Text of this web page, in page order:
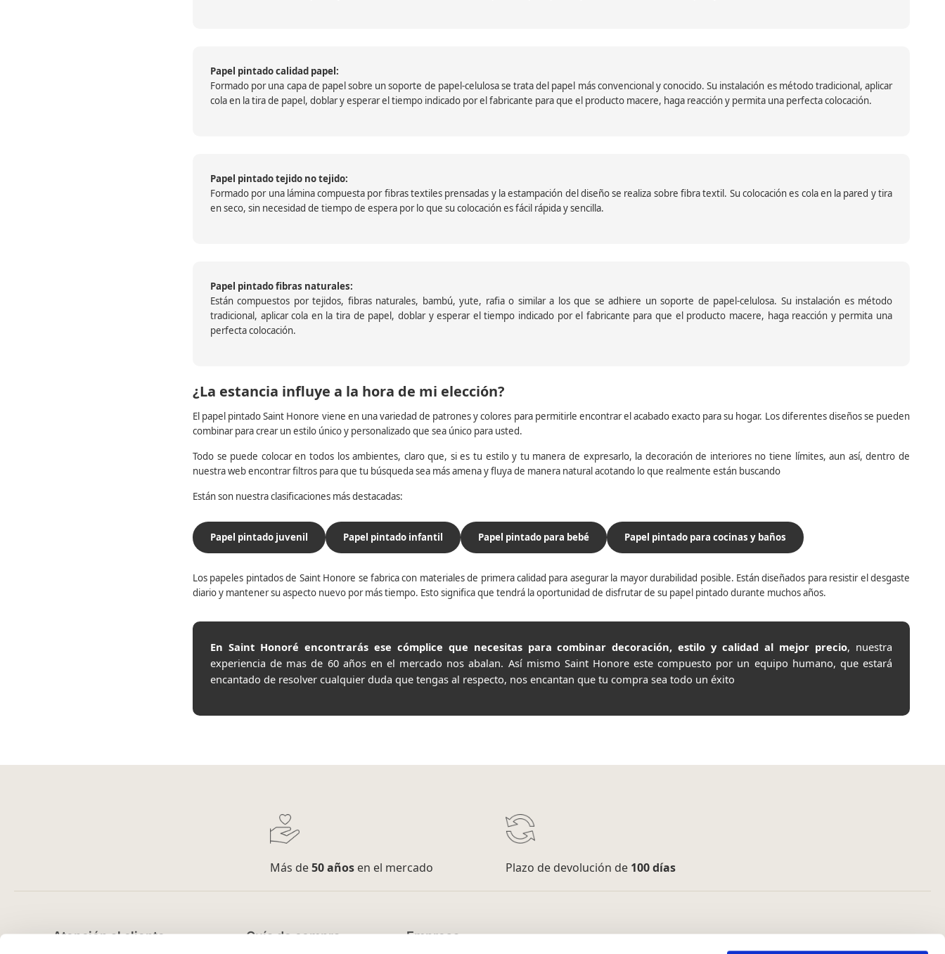
Papel pintado calidad papel:
Formado por una capa de papel sobre un soporte de papel-celulosa se trata del papel más convencional y conocido. Su instalación es método tradicional, aplicar
cola en la tira de papel, doblar y esperar el tiempo indicado por el fabricante para que el producto macere, haga reacción y permita una perfecta colocación.
Papel pintado tejido no tejido:
Formado por una lámina compuesta por fibras textiles prensadas y la estampación del diseño se realiza sobre fibra textil. Su colocación es cola en la pared y tira
en seco, sin necesidad de tiempo de espera por lo que su colocación es fácil rápida y sencilla.
Papel pintado fibras naturales:
Están compuestos por tejidos, fibras naturales, bambú, yute, rafia o similar a los que se adhiere un soporte de papel-celulosa. Su instalación es método
tradicional, aplicar cola en la tira de papel, doblar y esperar el tiempo indicado por el fabricante para que el producto macere, haga reacción y permita una
perfecta colocación.
¿La estancia influye a la hora de mi elección?
El papel pintado Saint Honore viene en una variedad de patrones y colores para permitirle encontrar el acabado exacto para su hogar. Los diferentes diseños se pueden
combinar para crear un estilo único y personalizado que sea único para usted.
Todo se puede colocar en todos los ambientes, claro que, si es tu estilo y tu manera de expresarlo, la decoración de interiores no tiene límites, aun así, dentro de
nuestra web encontrar filtros para que tu búsqueda sea más amena y fluya de manera natural acotando lo que realmente están buscando
Están son nuestra clasificaciones más destacadas:
Papel pintado juvenil Papel pintado infantil Papel pintado para bebé Papel pintado para cocinas y baños
Los papeles pintados de Saint Honore se fabrica con materiales de primera calidad para asegurar la mayor durabilidad posible. Están diseñados para resistir el desgaste
diario y mantener su aspecto nuevo por más tiempo. Esto significa que tendrá la oportunidad de disfrutar de su papel pintado durante muchos años.
En Saint Honoré encontrarás ese cómplice que necesitas para combinar decoración, estilo y calidad al mejor precio, nuestra
experiencia de mas de 60 años en el mercado nos abalan. Así mismo Saint Honore este compuesto por un equipo humano, que estará
encantado de resolver cualquier duda que tengas al respecto, nos encantan que tu compra sea todo un éxito
Más de50 añosen el mercado Plazo de devolución de 100 días
Atención al cliente Guía de compra Empresa